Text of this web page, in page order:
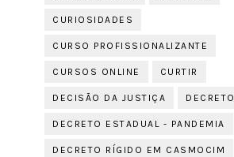
CURIOSIDADES
CURSO PROFISSIONALIZANTE
CURSOS ONLINE CURTIR
DECISÃO DA JUSTIÇA DECRETO
DECRETO ESTADUAL - PANDEMIA
DECRETO RÍGIDO EM CASMOCIM